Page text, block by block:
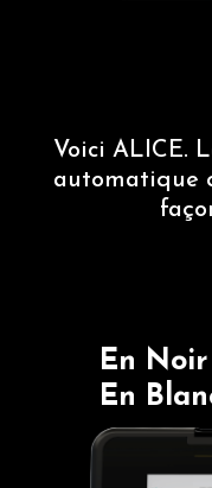
Voici ALICE.
automatique
En Noir
En